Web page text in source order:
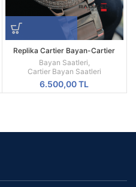
Replika Cartier Bayan-Cartier
Ballon Bleu Taşlı Bayan Kol Saati
Bayan Saatleri,
Cartier Bayan Saatleri
6.500,00TL